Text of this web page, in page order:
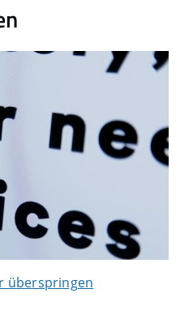
überspringen